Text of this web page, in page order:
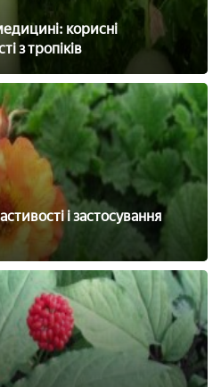
корисні
з тропіків
і застосування